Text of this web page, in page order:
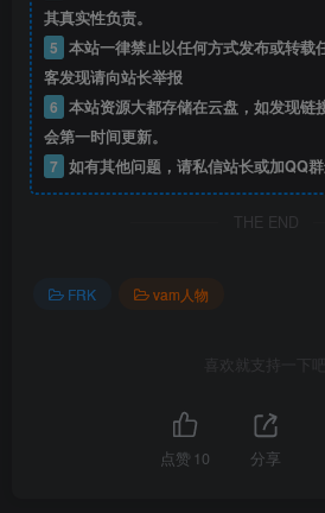
其真实性负责。
5 本站一律禁止以任何方式发布或转载
客发现请向站长举报
6 本站资源大都存储在云盘，如发现链
会第一时间更新。
7 如有其他问题，请私信站长或加QQ群
THE END
FRK vam人物
喜欢就支持一下吧
点赞 10 分享